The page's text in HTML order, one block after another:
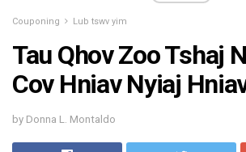
Couponing Lub tswv yim
Tau Qhov Zoo Tshaj
Cov Hniav Nyiaj
by Donna L. Montaldo